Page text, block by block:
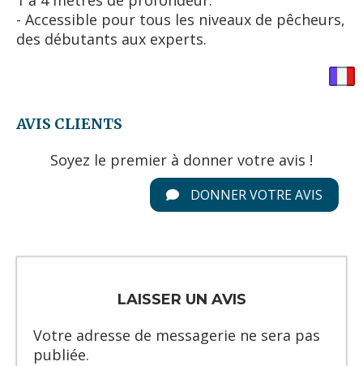
- Accessible pour tous les niveaux de pêcheurs,
des débutants aux experts.
AVIS CLIENTS
Soyez le premier à donner votre avis !
DONNER VOTRE AVIS
LAISSER UN AVIS
Votre adresse de messagerie ne sera pas
publiée.